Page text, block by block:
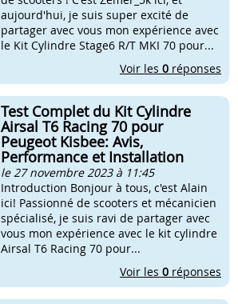
aujourd'hui, je suis super excité de
partager avec vous mon expérience avec
le Kit Cylindre Stage6 R/T MKI 70 pour...
Voir les 0 réponses
Test Complet du Kit Cylindre
Airsal T6 Racing 70 pour
Peugeot Kisbee: Avis,
Performance et Installation
le 27 novembre 2023 à 11:45
Introduction Bonjour à tous, c'est Alain
ici! Passionné de scooters et mécanicien
spécialisé, je suis ravi de partager avec
vous mon expérience avec le kit cylindre
Airsal T6 Racing 70 pour...
Voir les 0 réponses